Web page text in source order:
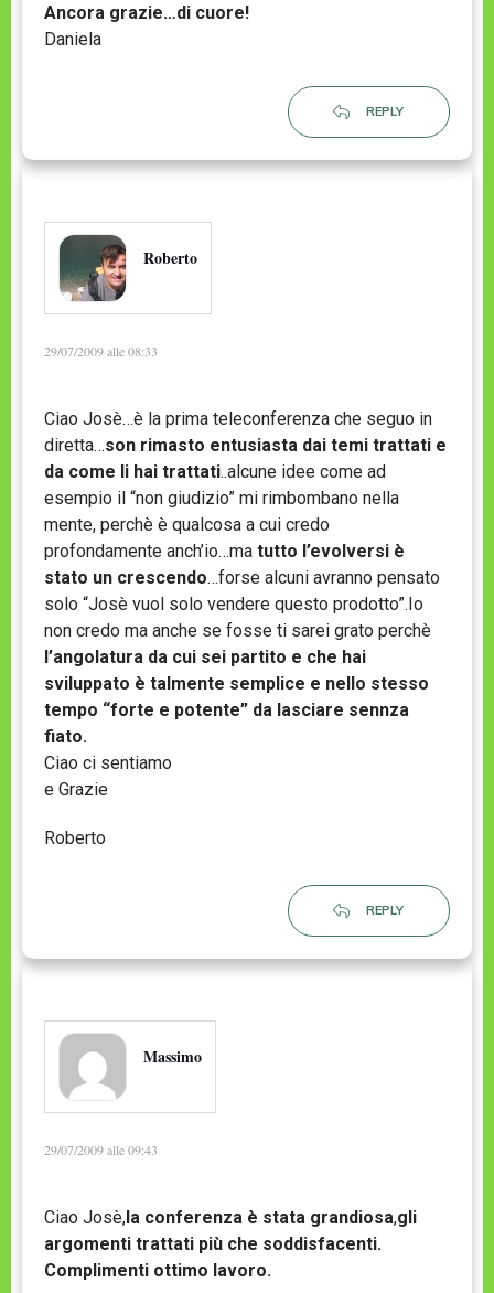
Ancora grazie…di cuore!
Daniela
REPLY
Roberto
29/07/2009 alle 08:33
Ciao Josè…è la prima teleconferenza che seguo in
diretta…son rimasto entusiasta dai temi trattati e
da come li hai trattati..alcune idee come ad
esempio il “non giudizio” mi rimbombano nella
mente, perchè è qualcosa a cui credo
profondamente anch’io…ma tutto l’evolversi è
stato un crescendo…forse alcuni avranno pensato
solo “Josè vuol solo vendere questo prodotto”.Io
non credo ma anche se fosse ti sarei grato perchè
l’angolatura da cui sei partito e che hai
sviluppato è talmente semplice e nello stesso
tempo “forte e potente” da lasciare sennza
fiato.
Ciao ci sentiamo
e Grazie
Roberto
REPLY
Massimo
29/07/2009 alle 09:43
Ciao Josè,la conferenza è stata grandiosa,gli
argomenti trattati più che soddisfacenti.
Complimenti ottimo lavoro.